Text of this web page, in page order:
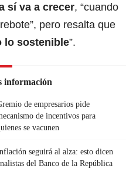
sí va a crecer, “cuando
pero resalta que
lo sostenible”.
información
de empresarios pide
de incentivos para
se vacunen
seguirá al alza: esto dicen
del Banco de la República